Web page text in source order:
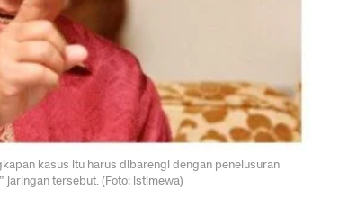
kasus itu harus dibarengi dengan penelusuran
jaringan tersebut. (Foto: istimewa)